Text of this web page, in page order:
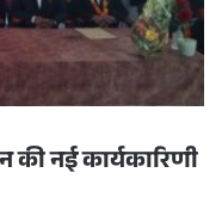
की नई कार्यकारिणी